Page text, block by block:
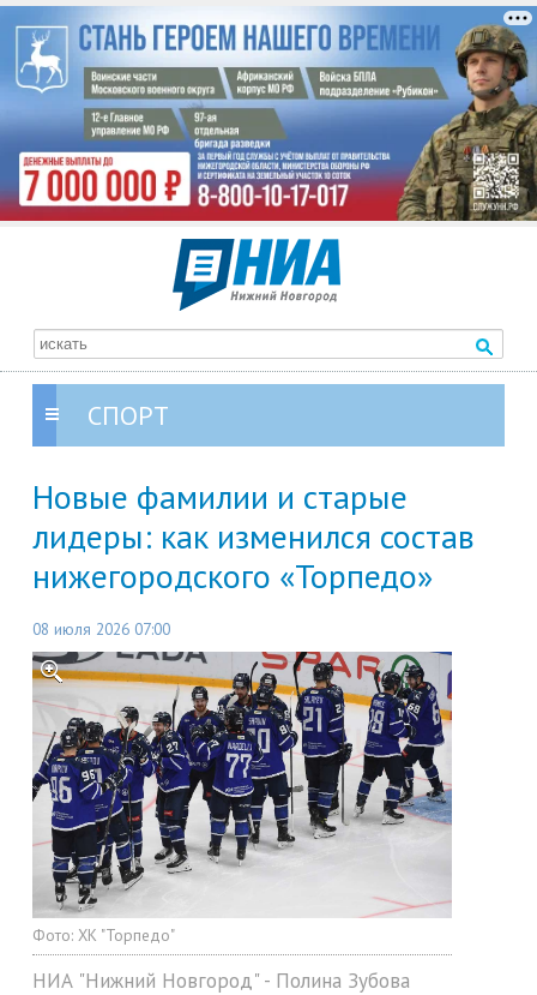
СПОРТ
Новые фамилии и старые
лидеры: как изменился состав
нижегородского «Торпедо»
08 июля 2026 07:00
Фото: ХК "Торпедо"
НИА "Нижний Новгород" - Полина Зубова